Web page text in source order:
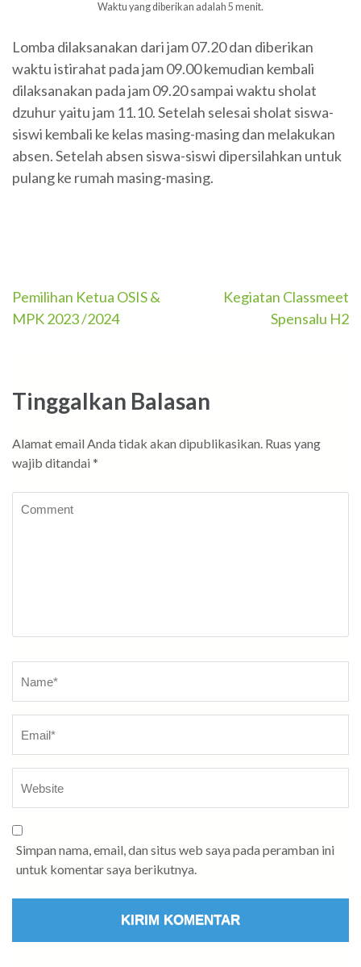
Waktu yang diberikan adalah 5 menit.
Lomba dilaksanakan dari jam 07.20 dan diberikan
waktu istirahat pada jam 09.00 kemudian kembali
dilaksanakan pada jam 09.20 sampai waktu sholat
dzuhur yaitu jam 11.10. Setelah selesai sholat siswa-
siswi kembali ke kelas masing-masing dan melakukan
absen. Setelah absen siswa-siswi dipersilahkan untuk
pulang ke rumah masing-masing.
Navigasi
Pemilihan Ketua OSIS &
MPK 2023 /2024
Kegiatan Classmeet
Spensalu H2
Tinggalkan Balasan
Alamat email Anda tidak akan dipublikasikan. Ruas yang
wajib ditandai *
Simpan nama, email, dan situs web saya pada peramban ini
untuk komentar saya berikutnya.